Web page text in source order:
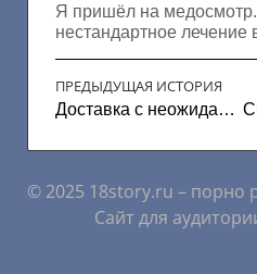
Я пришёл на
нестандартное лечение
ПРЕДЫДУЩАЯ ИСТОРИЯ
Доставка с неожиданным продолжением: история курьера
© 2025 18story.ru – порно
Сайт для